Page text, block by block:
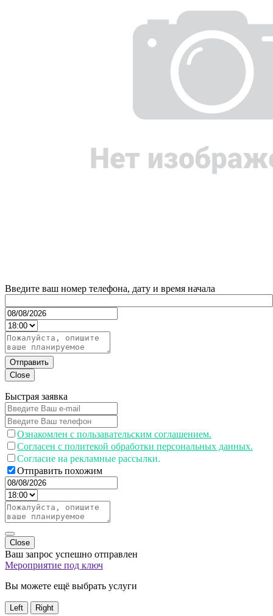
Введите ваш номер телефона, дату и время начала
Отправить
Close
Быстрая заявка
Ознакомлен с пользавательским соглашением.
Согласен с политекой обработки персональных данных.
Согласие на рекламные рассылки.
Отправить похожим
Close
Ваш запрос успешно отправлен
Мероприятие под ключ
Вы можете ещё выбрать услуги
Left Right